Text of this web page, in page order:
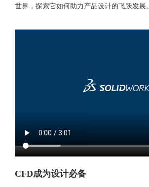
世界，探索它如何助力产品设计的飞跃发展。
CFD成为设计必备